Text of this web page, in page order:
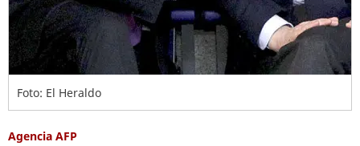
Foto: El Heraldo
Agencia AFP